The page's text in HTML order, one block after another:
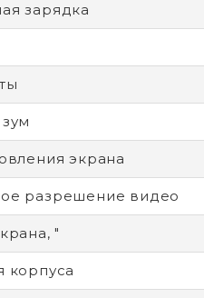
зарядка
экрана
разрешение видео
"
корпуса